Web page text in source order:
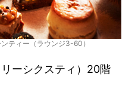
ティー（ラウンジ3-60）
ーシクスティ）20階